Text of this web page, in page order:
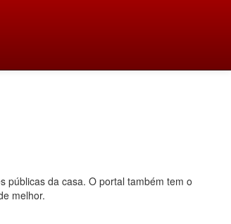
públicas da casa. O portal também tem o
melhor.